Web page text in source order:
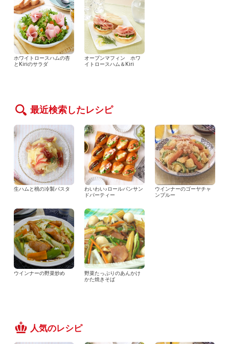
ホワイトロースハムの杏
とKiriのサラダ
オープンマフィン ホワ
イトロースハム＆Kiri
最近検索したレシピ
生ハムと桃の冷製パスタ
わいわい♪ロールパンサン
ドパーティー
ウインナーのゴーヤチャ
ンプルー
ウインナーの野菜炒め
野菜たっぷりのあんかけ
かた焼きそば
人気のレシピ